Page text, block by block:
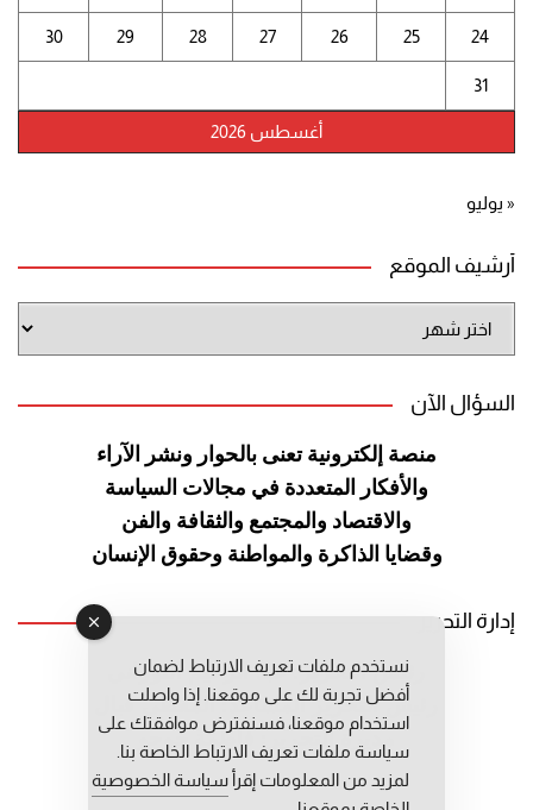
أغسطس 2026
24
25
26
27
28
29
30
31
« يوليو
أرشيف الموقع
الموقع
السؤال الآن
منصة إلكترونية تعنى بالحوار ونشر الآراء
والأفكار المتعددة في مجالات السياسة
والاقتصاد والمجتمع والثقافة والفن
وقضايا الذاكرة والمواطنة وحقوق الإنسان
إدارة التحرير
رئيس التحرير: عبد الرحيم التوراني
رئيس التحرير المساعد: المعطي قبال
مديرة التحرير: فاطمة حوحو
نستخدم ملفات تعريف الارتباط لضمان
أفضل تجربة لك على موقعنا. إذا واصلت
استخدام موقعنا، فسنفترض موافقتك على
سياسة ملفات تعريف الارتباط الخاصة بنا.
لمزيد من المعلومات إقرأ سياسة الخصوصية